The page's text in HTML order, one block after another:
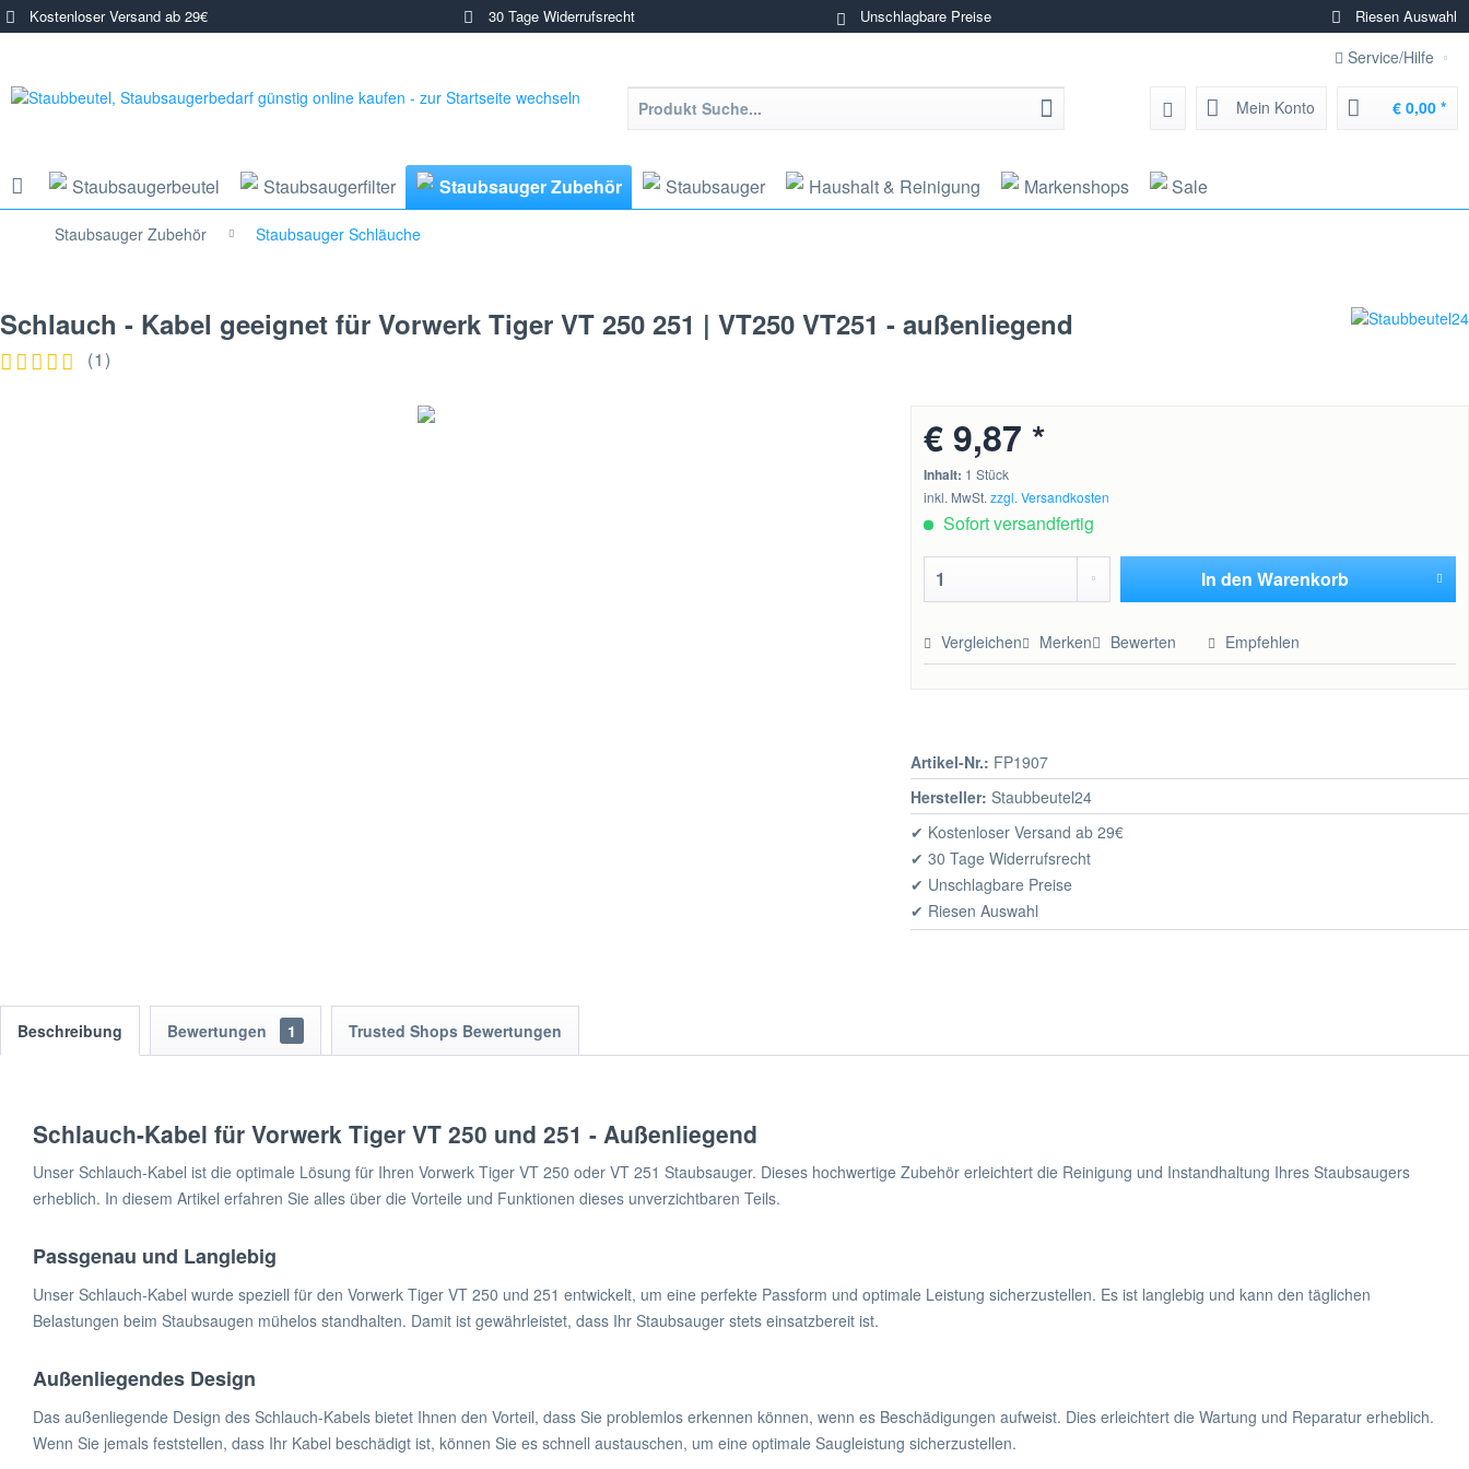
Kostenloser Versand ab 29€ 30 Tage Widerrufsrecht Unschlagbare Preise Riesen Auswahl
Service/Hilfe
Mein Konto € 0,00 *
Staubsaugerbeutel Staubsaugerfilter Staubsauger Zubehör Staubsauger Haushalt & Reinigung Markenshops Sale
Staubsauger Zubehör Staubsauger Schläuche
Schlauch - Kabel geeignet für Vorwerk Tiger VT 250 251 | VT250 VT251 - außenliegend
(1)
€ 9,87 *
Inhalt: 1 Stück
inkl. MwSt.zzgl. Versandkosten
Sofort versandfertig
In den Warenkorb
Vergleichen Merken Bewerten Empfehlen
Artikel-Nr.: FP1907
Hersteller: Staubbeutel24
✔ Kostenloser Versand ab 29€
✔ 30 Tage Widerrufsrecht
✔ Unschlagbare Preise
✔ Riesen Auswahl
Beschreibung Bewertungen 1 Trusted Shops Bewertungen
Schlauch-Kabel für Vorwerk Tiger VT 250 und 251 - Außenliegend
Unser Schlauch-Kabel ist die optimale Lösung für Ihren Vorwerk Tiger VT 250 oder VT 251 Staubsauger. Dieses hochwertige Zubehör erleichtert die Reinigung und Instandhaltung Ihres Staubsaugers
erheblich. In diesem Artikel erfahren Sie alles über die Vorteile und Funktionen dieses unverzichtbaren Teils.
Passgenau und Langlebig
Unser Schlauch-Kabel wurde speziell für den Vorwerk Tiger VT 250 und 251 entwickelt, um eine perfekte Passform und optimale Leistung sicherzustellen. Es ist langlebig und kann den täglichen
Belastungen beim Staubsaugen mühelos standhalten. Damit ist gewährleistet, dass Ihr Staubsauger stets einsatzbereit ist.
Außenliegendes Design
Das außenliegende Design des Schlauch-Kabels bietet Ihnen den Vorteil, dass Sie problemlos erkennen können, wenn es Beschädigungen aufweist. Dies erleichtert die Wartung und Reparatur erheblich.
Wenn Sie jemals feststellen, dass Ihr Kabel beschädigt ist, können Sie es schnell austauschen, um eine optimale Saugleistung sicherzustellen.